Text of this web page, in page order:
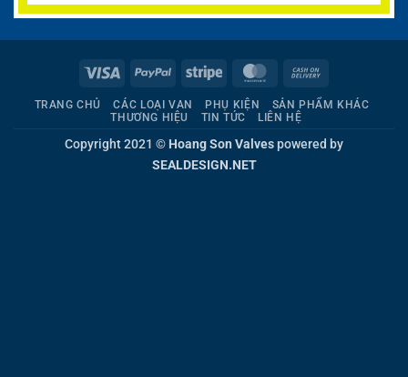
Visa PayPal Stripe MasterCard
Delivery
TRANG CHỦ CÁC LOẠI VAN PHỤ KIỆN
SẢN PHẨM KHÁC
THƯƠNG HIỆU
TIN TỨC LIÊN HỆ
Copyright 2021 © Hoang Son Valvespowered by
SEALDESIGN.NET